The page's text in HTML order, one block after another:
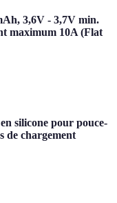
3,6V - 3,7V min.
maximum 10A (Flat
silicone pour pouce-
de chargement